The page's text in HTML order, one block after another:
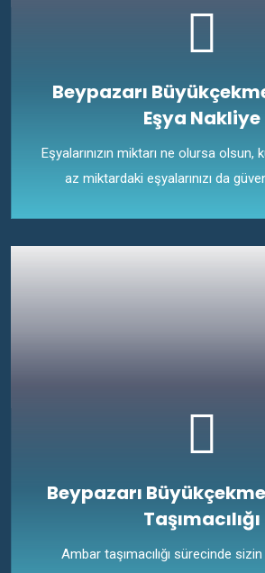
Beypazarı
Eşya Nakliye
Eşyalarınızın miktarı ne olursa olsun,
az miktardaki eşyalarınızı da
Beypazarı
Taşımacılığı
Ambar taşımacılığı sürecinde